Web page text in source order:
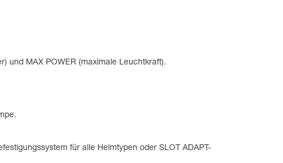
und MAX POWER (maximale Leuchtkraft).
für alle Helmtypen oder SLOT ADAPT-